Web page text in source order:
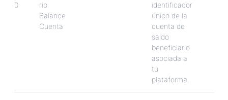
0
rio
Balance
Cuenta
identificador
único de la
cuenta de
saldo
beneficiario
asociada a
tu
plataforma